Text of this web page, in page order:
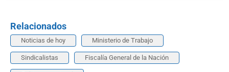
Relacionados
Noticias de hoy Ministerio de Trabajo
Sindicalistas Fiscalía General de la Nación